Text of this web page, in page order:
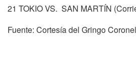
21 TOKIO VS. SAN MARTÍN
Fuente: Cortesía del Gringo